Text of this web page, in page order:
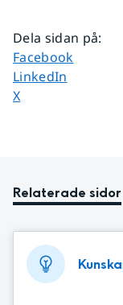
Dela sidan på:
Dela sidan på
Facebook
Dela sidan på
LinkedIn
Dela sidan på
X
Relaterade sidor